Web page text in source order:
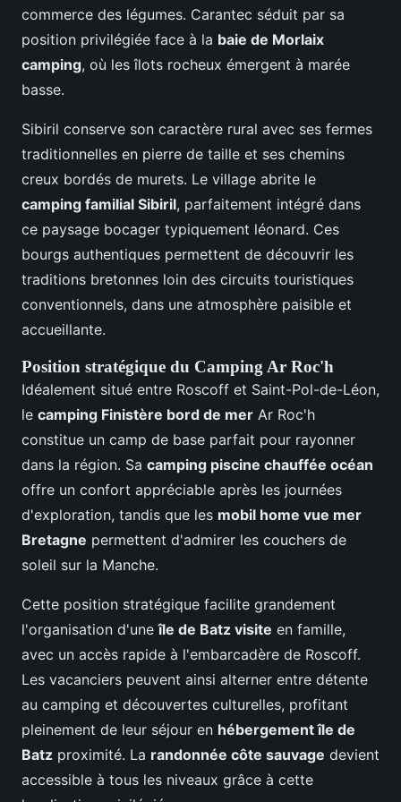
commerce des légumes. Carantec séduit par sa
position privilégiée face à la baie de Morlaix
camping, où les îlots rocheux émergent à marée
basse.
Sibiril conserve son caractère rural avec ses fermes
traditionnelles en pierre de taille et ses chemins
creux bordés de murets. Le village abrite le
camping familial Sibiril, parfaitement intégré dans
ce paysage bocager typiquement léonard. Ces
bourgs authentiques permettent de découvrir les
traditions bretonnes loin des circuits touristiques
conventionnels, dans une atmosphère paisible et
accueillante.
Position stratégique du Camping Ar Roc'h
Idéalement situé entre Roscoff et Saint-Pol-de-Léon,
le camping Finistère bord de mer Ar Roc'h
constitue un camp de base parfait pour rayonner
dans la région. Sa camping piscine chauffée océan
offre un confort appréciable après les journées
d'exploration, tandis que les mobil home vue mer
Bretagne permettent d'admirer les couchers de
soleil sur la Manche.
Cette position stratégique facilite grandement
l'organisation d'uneîle de Batz visite en famille,
avec un accès rapide à l'embarcadère de Roscoff.
Les vacanciers peuvent ainsi alterner entre détente
au camping et découvertes culturelles, profitant
pleinement de leur séjour en hébergement île de
Batz proximité. La randonnée côte sauvage devient
accessible à tous les niveaux grâce à cette